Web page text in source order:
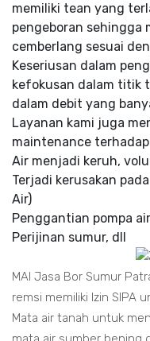
memiliki tean yang
pengeboran sehingga
cemberlang sesuai
Keseriusan dalam
kefokusan dalam titik
dalam debit yang
Layanan kami juga
maintenance
Air menjadi keruh,
Terjadi kerusakan
Air)
Penggantian pompa
Perijinan sumur, dll
MAI Jasa Bor Sumur
remsi memiliki Izin SIPA
Mata air tanah untuk